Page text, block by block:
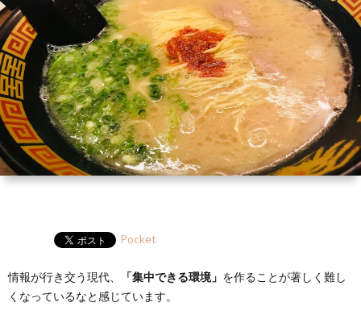
ガミ
ナ
ー・
講
Pocket
情報が行き交う現代、 「集中できる環境」 を作ることが著しく難し
くなっているなと感じています。